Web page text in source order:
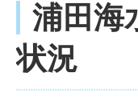
浦田海
状況